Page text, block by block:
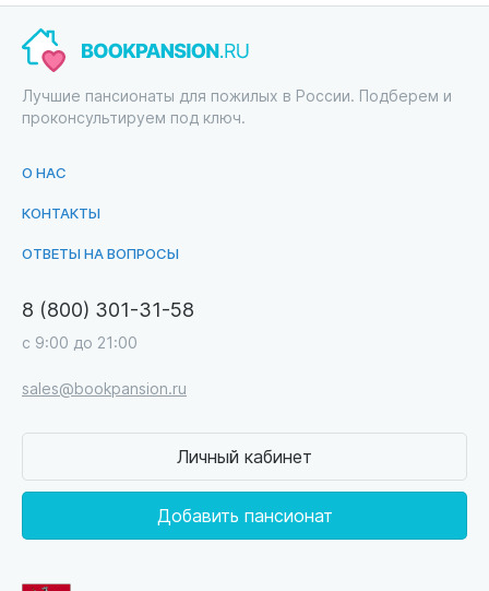
Лучшие пансионаты для пожилых в России. Подберем и
проконсультируем под ключ.
О НАС
КОНТАКТЫ
ОТВЕТЫ НА ВОПРОСЫ
8 (800) 301-31-58
с 9:00 до 21:00
sales@bookpansion.ru
Личный кабинет
Добавить пансионат